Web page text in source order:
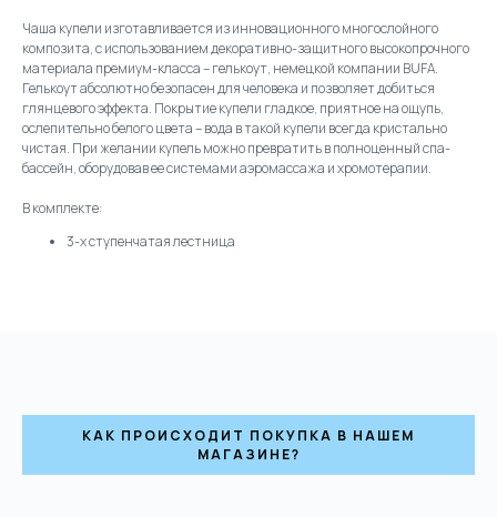
Чаша купели изготавливается из инновационного многослойного
композита, с использованием декоративно-защитного высокопрочного
материала премиум-класса – гелькоут, немецкой компании BUFA.
Гелькоут абсолютно безопасен для человека и позволяет добиться
глянцевого эффекта. Покрытие купели гладкое, приятное на ощупь,
ослепительно белого цвета – вода в такой купели всегда кристально
чистая. При желании купель можно превратить в полноценный спа-
бассейн, оборудовав ее системами аэромассажа и хромотерапии.
В комплекте:
3-х ступенчатая лестница
КАК ПРОИСХОДИТ ПОКУПКА В НАШЕМ
МАГАЗИНЕ?